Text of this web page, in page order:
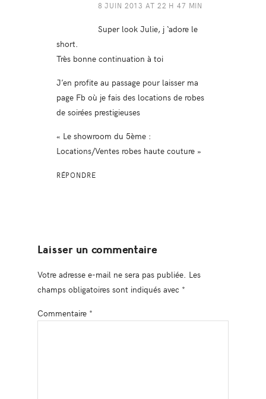
8 JUIN 2013 AT 22 H 47 MIN
Super look Julie, j ‘adore le
short.
Très bonne continuation à toi
J’en profite au passage pour laisser ma
page Fb où je fais des locations de robes
de soirées prestigieuses
« Le showroom du 5ème :
Locations/Ventes robes haute couture »
RÉPONDRE
Laisser un commentaire
Votre adresse e-mail ne sera pas publiée. Les
champs obligatoires sont indiqués avec *
Commentaire *